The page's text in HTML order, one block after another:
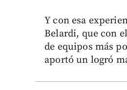
Y con esa
Belardi, que con
de equipos más
aportó un logró